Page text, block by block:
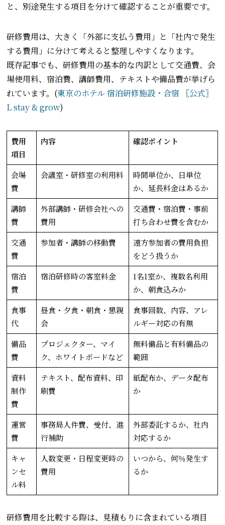
と、別途発生する項目を分けて確認することが重要です。
研修費用は、大きく「外部に支払う費用」と「社内で発生
する費用」に分けて考えると整理しやすくなります。
既存記事でも、研修費用の基本的な内訳として交通費、会
場使用料、宿泊費、講師費用、テキストや備品費が挙げら
れています。(東京のホテル 宿泊研修施設・合宿 〖公式〗
L stay & grow)
費用
項目
内容 確認ポイント
会場
費
会議室・研修室の利用料
時間単位か、日単位
か、延長料金はあるか
講師
費
外部講師・研修会社への
費用
交通費・宿泊費・事前
打ち合わせ費を含むか
交通
費
参加者・講師の移動費
遠方参加者の費用負担
をどう扱うか
宿泊
費
宿泊研修時の客室料金
1名1室か、複数名利用
か、朝食込みか
食事
代
昼食・夕食・朝食・懇親
会
食事回数、内容、アレ
ルギー対応の有無
備品
費
プロジェクター、マイ
ク、ホワイトボードなど
無料備品と有料備品の
範囲
資料
制作
費
テキスト、配布資料、印
刷費
紙配布か、データ配布
か
運営
費
事務局人件費、受付、進
行補助
外部委託するか、社内
対応するか
キャ
ンセ
ル料
人数変更・日程変更時の
費用
いつから、何％発生す
るか
研修費用を比較する際は、見積もりに含まれている項目